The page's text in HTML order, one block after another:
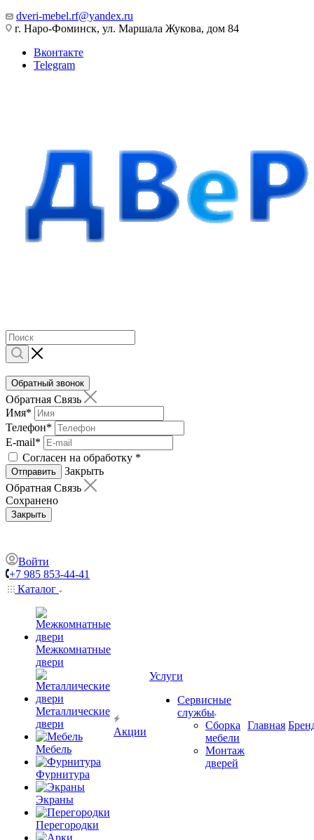
dveri-mebel.rf@yandex.ru
г. Наро-Фоминск, ул. Маршала Жукова, дом 84
Вконтакте
Telegram
Обратный звонок
Обратная Связь
Имя*
Телефон*
E-mail*
Согласен на обработку *
Отправить
Закрыть
Обратная Связь
Сохранено
Закрыть
Войти
+7 985 853-44-41
Каталог
Межкомнатные
двери
Металлические
двери
Мебель
Фурнитура
Экраны
Перегородки
Акции
Услуги
Сервисные
службы
Сборка
мебели
Монтаж
дверей
Главная